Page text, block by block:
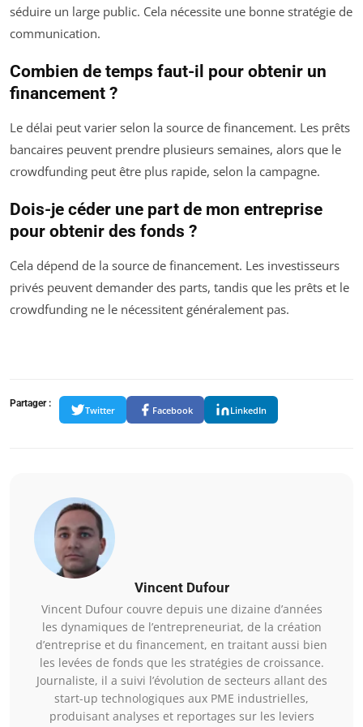
séduire un large public. Cela nécessite une bonne stratégie de
communication.
Combien de temps faut-il pour obtenir un
financement ?
Le délai peut varier selon la source de financement. Les prêts
bancaires peuvent prendre plusieurs semaines, alors que le
crowdfunding peut être plus rapide, selon la campagne.
Dois-je céder une part de mon entreprise
pour obtenir des fonds ?
Cela dépend de la source de financement. Les investisseurs
privés peuvent demander des parts, tandis que les prêts et le
crowdfunding ne le nécessitent généralement pas.
Partager :
Twitter Facebook LinkedIn
Vincent Dufour
Vincent Dufour couvre depuis une dizaine d’années
les dynamiques de l’entrepreneuriat, de la création
d’entreprise et du financement, en traitant aussi bien
les levées de fonds que les stratégies de croissance.
Journaliste, il a suivi l’évolution de secteurs allant des
start-up technologiques aux PME industrielles,
produisant analyses et reportages sur les leviers